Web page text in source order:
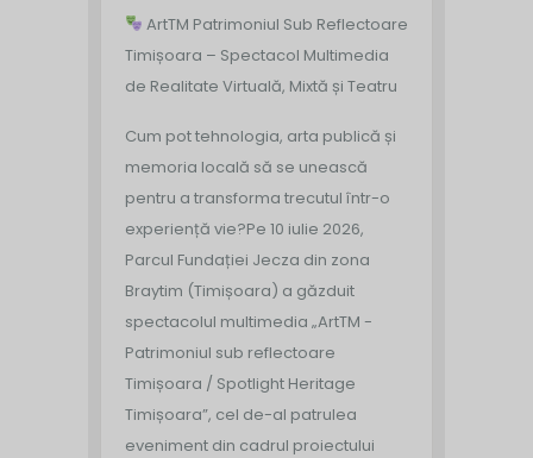
ArtTM Patrimoniul Sub Reflectoare
Timișoara – Spectacol Multimedia
de Realitate Virtuală, Mixtă și Teatru
Cum pot tehnologia, arta publică și
memoria locală să se unească
pentru a transforma trecutul într-o
experiență vie?Pe 10 iulie 2026,
Parcul Fundației Jecza din zona
Braytim (Timișoara) a găzduit
spectacolul multimedia „ArtTM -
Patrimoniul sub reflectoare
Timișoara / Spotlight Heritage
Timișoara”, cel de-al patrulea
eveniment din cadrul proiectului